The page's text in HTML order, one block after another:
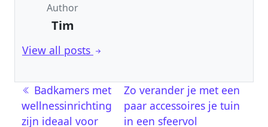
Author
Tim
View all posts
Berichtnavigatie
Badkamers met
wellnessinrichting
zijn ideaal voor
Zo verander je met een
paar accessoires je tuin
in een sfeervol